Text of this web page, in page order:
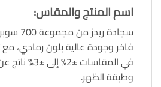
اسم المنتج والمقاس:
سجادة
فاخر وجودة عالية بلون رمادي،
في المقاسات
وطبقة الظهر.